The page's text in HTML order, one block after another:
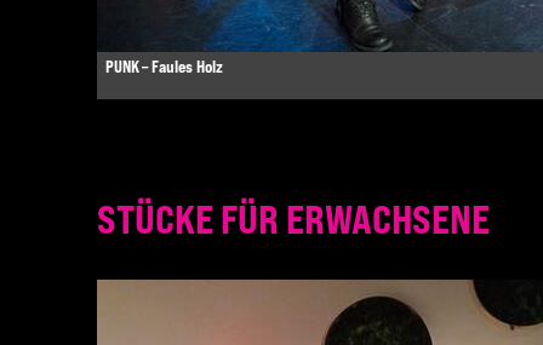
PUNK – Faules Holz
STÜCKE FÜR ERWACHSENE